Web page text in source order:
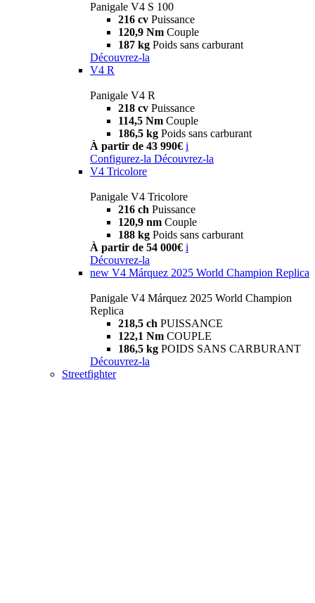
Panigale V4 S 100
216 cv Puissance
120,9 Nm Couple
187 kg Poids sans carburant
Découvrez-la
V4 R
Panigale V4 R
218 cv Puissance
114,5 Nm Couple
186,5 kg Poids sans carburant
À partir de 43 990€ i
Configurez-la Découvrez-la
V4 Tricolore
Panigale V4 Tricolore
216 ch Puissance
120,9 nm Couple
188 kg Poids sans carburant
À partir de 54 000€ i
Découvrez-la
new V4 Márquez 2025 World Champion Replica
Panigale V4 Márquez 2025 World Champion
Replica
218,5 ch PUISSANCE
122,1 Nm COUPLE
186,5 kg POIDS SANS CARBURANT
Découvrez-la
Streetfighter